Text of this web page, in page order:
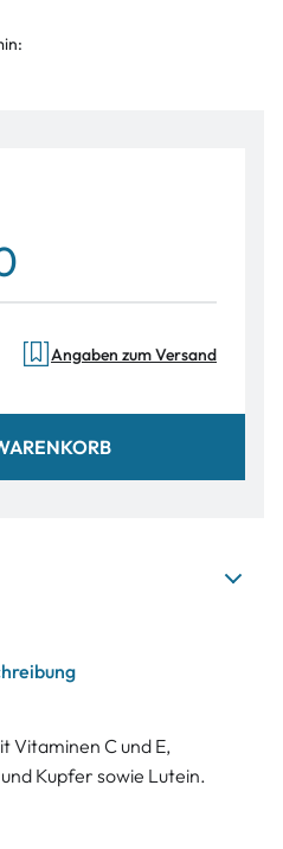
Angaben zum Versand
Vitaminen C und E,
Kupfer sowie Lutein.